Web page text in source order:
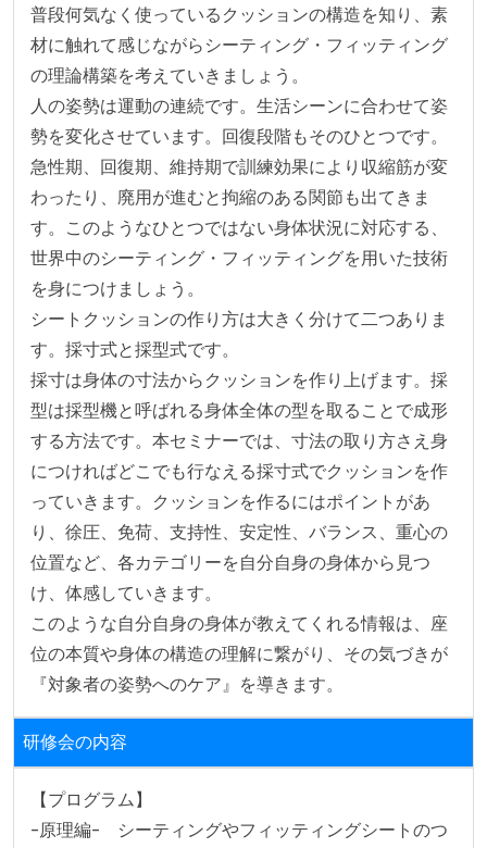
普段何気なく使っているクッションの構造を知り、素
材に触れて感じながらシーティング・フィッティング
の理論構築を考えていきましょう。
人の姿勢は運動の連続です。生活シーンに合わせて姿
勢を変化させています。回復段階もそのひとつです。
急性期、回復期、維持期で訓練効果により収縮筋が変
わったり、廃用が進むと拘縮のある関節も出てきま
す。このようなひとつではない身体状況に対応する、
世界中のシーティング・フィッティングを用いた技術
を身につけましょう。
シートクッションの作り方は大きく分けて二つありま
す。採寸式と採型式です。
採寸は身体の寸法からクッションを作り上げます。採
型は採型機と呼ばれる身体全体の型を取ることで成形
する方法です。本セミナーでは、寸法の取り方さえ身
につければどこでも行なえる採寸式でクッションを作
っていきます。クッションを作るにはポイントがあ
り、徐圧、免荷、支持性、安定性、バランス、重心の
位置など、各カテゴリーを自分自身の身体から見つ
け、体感していきます。
このような自分自身の身体が教えてくれる情報は、座
位の本質や身体の構造の理解に繋がり、その気づきが
『対象者の姿勢へのケア』を導きます。
研修会の内容
【プログラム】
-原理編-　シーティングやフィッティングシートのつ